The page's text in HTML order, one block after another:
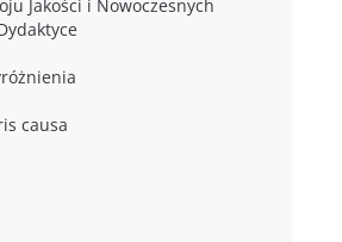
Jakości i Nowoczesnych
causa